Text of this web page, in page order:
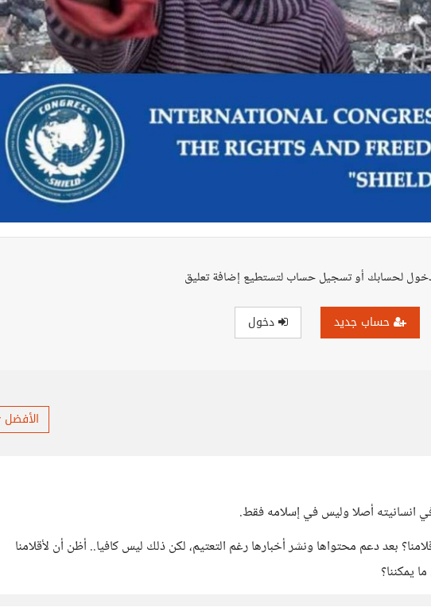
لحسابك أو تسجيل حساب لتستطيع إضافة تعليق
حساب جديد دخول
الأفضل
انسانيته أصلا وليس في إسلامه فقط.
بعد دعم محتواها ونشر أخبارها رغم التعتيم، لكن ذلك ليس كافيا.. أظن أن لأقلامنا
يمكننا؟